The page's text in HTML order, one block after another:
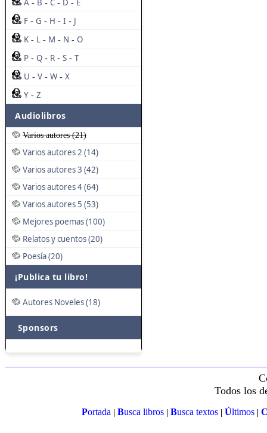
A - B - C - D - E
F - G - H - I - J
K - L - M - N - O
P - Q - R - S - T
U - V - W - X
Y - Z
Audiolibros
Varios autores (21)
Varios autores 2 (14)
Varios autores 3 (42)
Varios autores 4 (64)
Varios autores 5 (53)
Mejores poemas (100)
Relatos y cuentos (20)
Poesía (20)
¡Publica tu libro!
Autores Noveles (18)
Sponsors
Todos los
Portada| Busca libros| Busca textos| Últimos|